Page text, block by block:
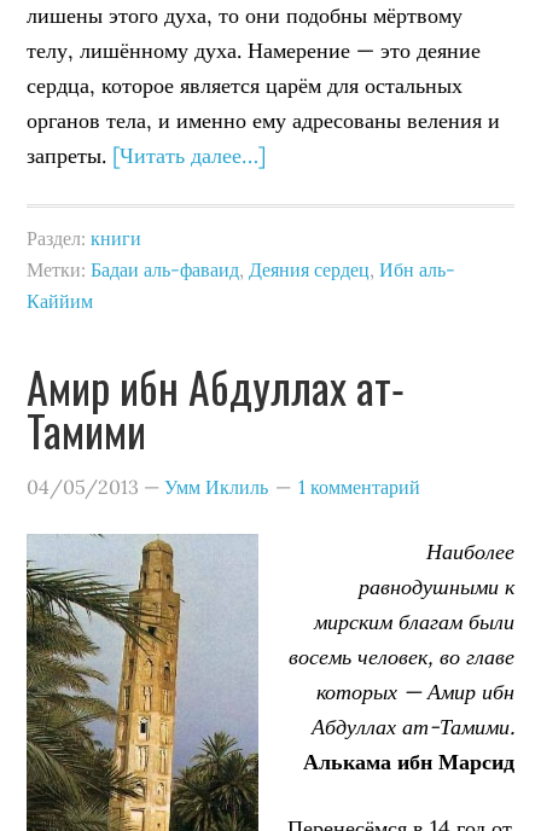
лишены этого духа, то они подобны мёртвому
телу, лишённому духа. Намерение — это деяние
сердца, которое является царём для остальных
органов тела, и именно ему адресованы веления и
запреты. [Читать далее…]
Раздел:книги
Метки:Бадаи аль-фаваид,Деяния сердец,Ибн аль-
Каййим
Амир ибн Абдуллах ат-
Тамими
04/05/2013 —Умм Иклиль 1 комментарий
Наиболее
равнодушными к
мирским благам были
восемь человек, во главе
которых — Амир ибн
Абдуллах ат-Тамими.
Алькама ибн Марсид